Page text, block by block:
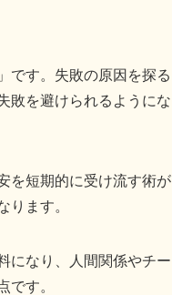
です。失敗の原因を探る
敗を避けられるようにな
を短期的に受け流す術が
ります。
になり、人間関係やチー
です。